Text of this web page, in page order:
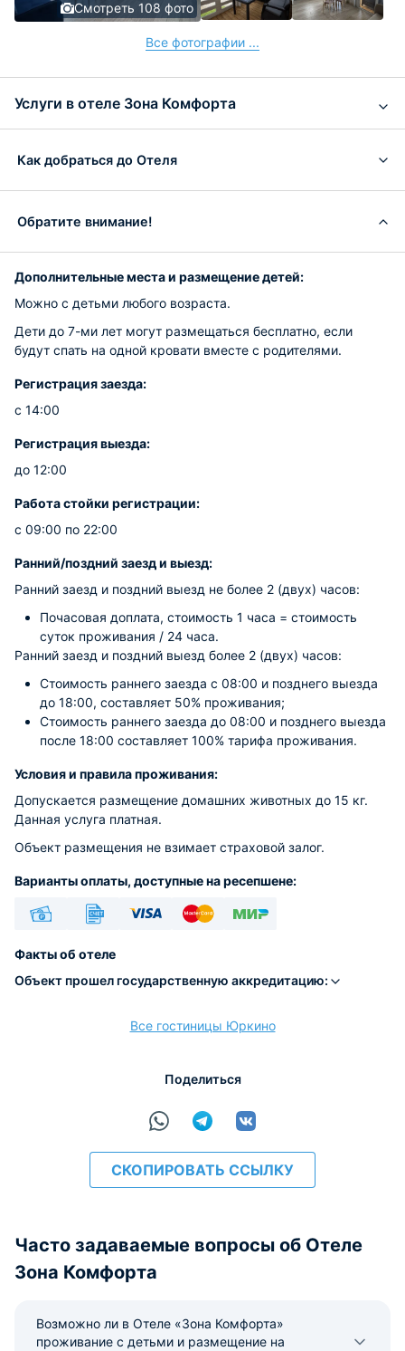
Смотреть 108 фото
Все фотографии ...
Услуги в отеле Зона Комфорта
Как добраться до Отеля
Обратите внимание!
Дополнительные места и размещение детей:
Можно с детьми любого возраста.
Дети до 7-ми лет могут размещаться бесплатно, если
будут спать на одной кровати вместе с родителями.
Регистрация заезда:
с 14:00
Регистрация выезда:
до 12:00
Работа стойки регистрации:
с 09:00 по 22:00
Ранний/поздний заезд и выезд:
Ранний заезд и поздний выезд не более 2 (двух) часов:
Почасовая доплата, стоимость 1 часа = стоимость
суток проживания / 24 часа.
Ранний заезд и поздний выезд более 2 (двух) часов:
Стоимость раннего заезда с 08:00 и позднего выезда
до 18:00, составляет 50% проживания;
Стоимость раннего заезда до 08:00 и позднего выезда
после 18:00 составляет 100% тарифа проживания.
Условия и правила проживания:
Допускается размещение домашних животных до 15 кг.
Данная услуга платная.
Объект размещения не взимает страховой залог.
Варианты оплаты, доступные на ресепшене:
Факты об отеле
Объект прошел государственную аккредитацию:
Все гостиницы Юркино
Поделиться
СКОПИРОВАТЬ ССЫЛКУ
Часто задаваемые вопросы об Отеле
Зона Комфорта
Возможно ли в Отеле «Зона Комфорта»
проживание с детьми и размещение на